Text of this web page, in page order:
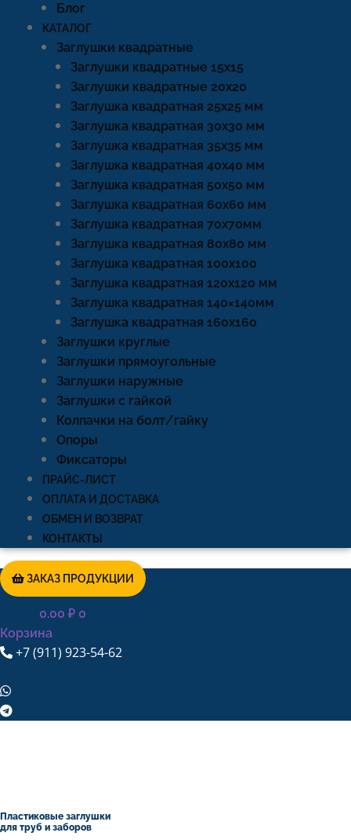
Блог
КАТАЛОГ
Заглушки квадратные
Заглушки квадратные 15х15
Заглушки квадратные 20х20
Заглушка квадратная 25х25 мм
Заглушка квадратная 30х30 мм
Заглушка квадратная 35х35 мм
Заглушка квадратная 40х40 мм
Заглушка квадратная 50х50 мм
Заглушка квадратная 60х60 мм
Заглушка квадратная 70х70мм
Заглушка квадратная 80х80 мм
Заглушка квадратная 100х100
Заглушка квадратная 120х120 мм
Заглушка квадратная 140×140мм
Заглушка квадратная 160х160
Заглушки круглые
Заглушки прямоугольные
Заглушки наружные
Заглушки с гайкой
Колпачки на болт/гайку
Опоры
Фиксаторы
ПРАЙС-ЛИСТ
ОПЛАТА И ДОСТАВКА
ОБМЕН И ВОЗВРАТ
КОНТАКТЫ
ЗАКАЗ ПРОДУКЦИИ
0.00 ₽ 0
Корзина
+7 (911) 923-54-62
Пластиковые заглушки
для труб и заборов